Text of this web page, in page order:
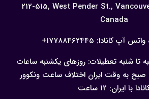
212-515, West Pender St.,
Canada
آپ کانادا: 17788462445+
تا شنبه تعطیلات: روزهای یکشنبه ساعات
اختلاف ساعت ونکوور
با ایران: 12 ساعت